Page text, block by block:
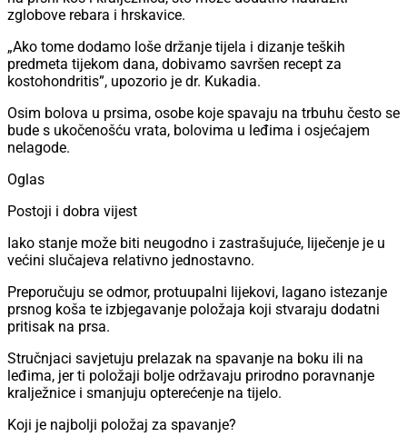
zglobove rebara i hrskavice.
„Ako tome dodamo loše držanje tijela i dizanje teških
predmeta tijekom dana, dobivamo savršen recept za
kostohondritis”, upozorio je dr. Kukadia.
Osim bolova u prsima, osobe koje spavaju na trbuhu često se
bude s ukočenošću vrata, bolovima u leđima i osjećajem
nelagode.
Oglas
Postoji i dobra vijest
Iako stanje može biti neugodno i zastrašujuće, liječenje je u
većini slučajeva relativno jednostavno.
Preporučuju se odmor, protuupalni lijekovi, lagano istezanje
prsnog koša te izbjegavanje položaja koji stvaraju dodatni
pritisak na prsa.
Stručnjaci savjetuju prelazak na spavanje na boku ili na
leđima, jer ti položaji bolje održavaju prirodno poravnanje
kralježnice i smanjuju opterećenje na tijelo.
Koji je najbolji položaj za spavanje?